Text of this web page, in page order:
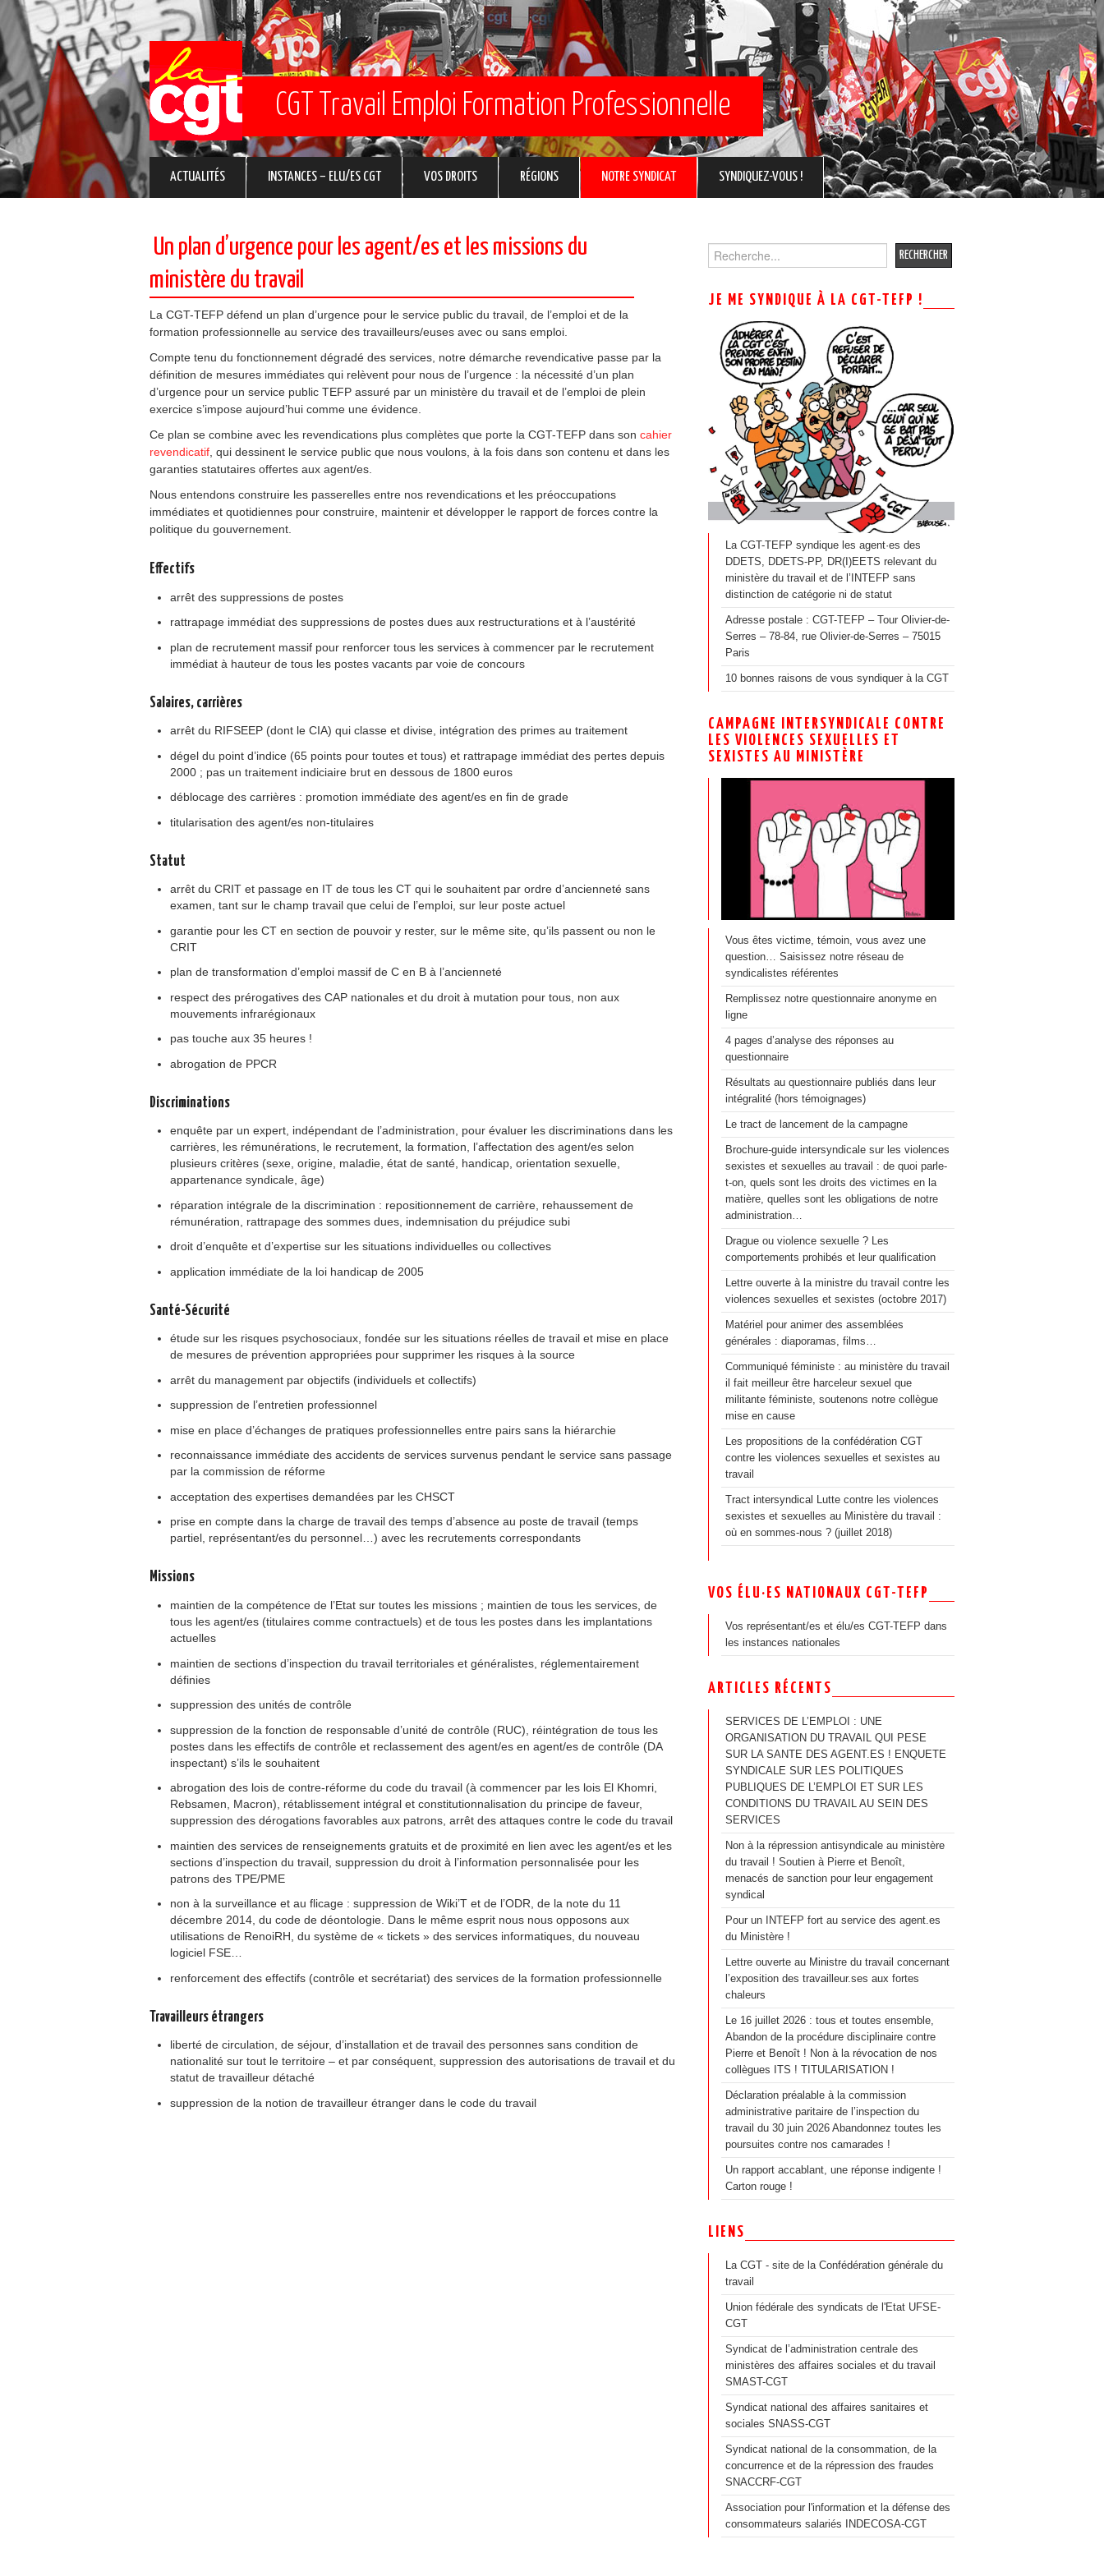
CGT Travail Emploi Formation Professionnelle
ACTUALITÉS INSTANCES – ELU/ES CGT VOS DROITS RÉGIONS NOTRE SYNDICAT SYNDIQUEZ-VOUS !
Un plan d’urgence pour les agent/es et les missions du
ministère du travail
La CGT-TEFP défend un plan d’urgence pour le service public du travail, de l’emploi et de la
formation professionnelle au service des travailleurs/euses avec ou sans emploi.
Compte tenu du fonctionnement dégradé des services, notre démarche revendicative passe par la
définition de mesures immédiates qui relèvent pour nous de l’urgence : la nécessité d’un plan
d’urgence pour un service public TEFP assuré par un ministère du travail et de l’emploi de plein
exercice s’impose aujourd’hui comme une évidence.
Ce plan se combine avec les revendications plus complètes que porte la CGT-TEFP dans son cahier
revendicatif , qui dessinent le service public que nous voulons, à la fois dans son contenu et dans les
garanties statutaires offertes aux agent/es.
Nous entendons construire les passerelles entre nos revendications et les préoccupations
immédiates et quotidiennes pour construire, maintenir et développer le rapport de forces contre la
politique du gouvernement.
Effectifs
arrêt des suppressions de postes
rattrapage immédiat des suppressions de postes dues aux restructurations et à l’austérité
plan de recrutement massif pour renforcer tous les services à commencer par le recrutement
immédiat à hauteur de tous les postes vacants par voie de concours
Salaires, carrières
arrêt du RIFSEEP (dont le CIA) qui classe et divise, intégration des primes au traitement
dégel du point d’indice (65 points pour toutes et tous) et rattrapage immédiat des pertes depuis
2000 ; pas un traitement indiciaire brut en dessous de 1800 euros
déblocage des carrières : promotion immédiate des agent/es en fin de grade
titularisation des agent/es non-titulaires
Statut
arrêt du CRIT et passage en IT de tous les CT qui le souhaitent par ordre d’ancienneté sans
examen, tant sur le champ travail que celui de l’emploi, sur leur poste actuel
garantie pour les CT en section de pouvoir y rester, sur le même site, qu’ils passent ou non le
CRIT
plan de transformation d’emploi massif de C en B à l’ancienneté
respect des prérogatives des CAP nationales et du droit à mutation pour tous, non aux
mouvements infrarégionaux
pas touche aux 35 heures !
abrogation de PPCR
Discriminations
enquête par un expert, indépendant de l’administration, pour évaluer les discriminations dans les
carrières, les rémunérations, le recrutement, la formation, l’affectation des agent/es selon
plusieurs critères (sexe, origine, maladie, état de santé, handicap, orientation sexuelle,
appartenance syndicale, âge)
réparation intégrale de la discrimination : repositionnement de carrière, rehaussement de
rémunération, rattrapage des sommes dues, indemnisation du préjudice subi
droit d’enquête et d’expertise sur les situations individuelles ou collectives
application immédiate de la loi handicap de 2005
Santé-Sécurité
étude sur les risques psychosociaux, fondée sur les situations réelles de travail et mise en place
de mesures de prévention appropriées pour supprimer les risques à la source
arrêt du management par objectifs (individuels et collectifs)
suppression de l’entretien professionnel
mise en place d’échanges de pratiques professionnelles entre pairs sans la hiérarchie
reconnaissance immédiate des accidents de services survenus pendant le service sans passage
par la commission de réforme
acceptation des expertises demandées par les CHSCT
prise en compte dans la charge de travail des temps d’absence au poste de travail (temps
partiel, représentant/es du personnel…) avec les recrutements correspondants
Missions
maintien de la compétence de l’Etat sur toutes les missions ; maintien de tous les services, de
tous les agent/es (titulaires comme contractuels) et de tous les postes dans les implantations
actuelles
maintien de sections d’inspection du travail territoriales et généralistes, réglementairement
définies
suppression des unités de contrôle
suppression de la fonction de responsable d’unité de contrôle (RUC), réintégration de tous les
postes dans les effectifs de contrôle et reclassement des agent/es en agent/es de contrôle (DA
inspectant) s’ils le souhaitent
abrogation des lois de contre-réforme du code du travail (à commencer par les lois El Khomri,
Rebsamen, Macron), rétablissement intégral et constitutionnalisation du principe de faveur,
suppression des dérogations favorables aux patrons, arrêt des attaques contre le code du travail
maintien des services de renseignements gratuits et de proximité en lien avec les agent/es et les
sections d’inspection du travail, suppression du droit à l’information personnalisée pour les
patrons des TPE/PME
non à la surveillance et au flicage : suppression de Wiki’T et de l’ODR, de la note du 11
décembre 2014, du code de déontologie. Dans le même esprit nous nous opposons aux
utilisations de RenoiRH, du système de « tickets » des services informatiques, du nouveau
logiciel FSE…
renforcement des effectifs (contrôle et secrétariat) des services de la formation professionnelle
Travailleurs étrangers
liberté de circulation, de séjour, d’installation et de travail des personnes sans condition de
nationalité sur tout le territoire – et par conséquent, suppression des autorisations de travail et du
statut de travailleur détaché
suppression de la notion de travailleur étranger dans le code du travail
Search
for:
JE ME SYNDIQUE À LA CGT-TEFP !
La CGT-TEFP syndique les agent·es des
DDETS, DDETS-PP, DR(I)EETS relevant du
ministère du travail et de l’INTEFP sans
distinction de catégorie ni de statut
Adresse postale : CGT-TEFP – Tour Olivier-de-
Serres – 78-84, rue Olivier-de-Serres – 75015
Paris
10 bonnes raisons de vous syndiquer à la CGT
CAMPAGNE INTERSYNDICALE CONTRE
LES VIOLENCES SEXUELLES ET
SEXISTES AU MINISTÈRE
Vous êtes victime, témoin, vous avez une
question… Saisissez notre réseau de
syndicalistes référentes
Remplissez notre questionnaire anonyme en
ligne
4 pages d’analyse des réponses au
questionnaire
Résultats au questionnaire publiés dans leur
intégralité (hors témoignages)
Le tract de lancement de la campagne
Brochure-guide intersyndicale sur les violences
sexistes et sexuelles au travail : de quoi parle-
t-on, quels sont les droits des victimes en la
matière, quelles sont les obligations de notre
administration…
Drague ou violence sexuelle ? Les
comportements prohibés et leur qualification
Lettre ouverte à la ministre du travail contre les
violences sexuelles et sexistes (octobre 2017)
Matériel pour animer des assemblées
générales : diaporamas, films…
Communiqué féministe : au ministère du travail
il fait meilleur être harceleur sexuel que
militante féministe, soutenons notre collègue
mise en cause
Les propositions de la confédération CGT
contre les violences sexuelles et sexistes au
travail
Tract intersyndical Lutte contre les violences
sexistes et sexuelles au Ministère du travail :
où en sommes-nous ? (juillet 2018)
VOS ÉLU·ES NATIONAUX CGT-TEFP
Vos représentant/es et élu/es CGT-TEFP dans
les instances nationales
ARTICLES RÉCENTS
SERVICES DE L’EMPLOI : UNE
ORGANISATION DU TRAVAIL QUI PESE
SUR LA SANTE DES AGENT.ES ! ENQUETE
SYNDICALE SUR LES POLITIQUES
PUBLIQUES DE L’EMPLOI ET SUR LES
CONDITIONS DU TRAVAIL AU SEIN DES
SERVICES
Non à la répression antisyndicale au ministère
du travail ! Soutien à Pierre et Benoît,
menacés de sanction pour leur engagement
syndical
Pour un INTEFP fort au service des agent.es
du Ministère !
Lettre ouverte au Ministre du travail concernant
l’exposition des travailleur.ses aux fortes
chaleurs
Le 16 juillet 2026 : tous et toutes ensemble,
Abandon de la procédure disciplinaire contre
Pierre et Benoît ! Non à la révocation de nos
collègues ITS ! TITULARISATION !
Déclaration préalable à la commission
administrative paritaire de l’inspection du
travail du 30 juin 2026 Abandonnez toutes les
poursuites contre nos camarades !
Un rapport accablant, une réponse indigente !
Carton rouge !
LIENS
La CGT - site de la Confédération générale du
travail
Union fédérale des syndicats de l'Etat UFSE-
CGT
Syndicat de l’administration centrale des
ministères des affaires sociales et du travail
SMAST-CGT
Syndicat national des affaires sanitaires et
sociales SNASS-CGT
Syndicat national de la consommation, de la
concurrence et de la répression des fraudes
SNACCRF-CGT
Association pour l'information et la défense des
consommateurs salariés INDECOSA-CGT